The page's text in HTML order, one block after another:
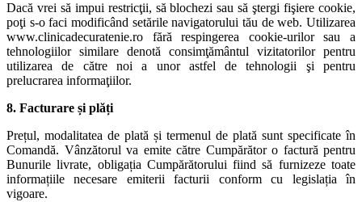
Dacă vrei să impui restricţii, să blochezi sau să ştergi fişiere cookie,
poţi s-o faci modificând setările navigatorului tău de web. Utilizarea
www.clinicadecuratenie.ro fără respingerea cookie-urilor sau a
tehnologiilor similare denotă consimţământul vizitatorilor pentru
utilizarea de către noi a unor astfel de tehnologii şi pentru
prelucrarea informaţiilor.
8. Facturare și plăți
Prețul, modalitatea de plată și termenul de plată sunt specificate în
Comandă. Vânzătorul va emite către Cumpărător o factură pentru
Bunurile livrate, obligația Cumpărătorului fiind să furnizeze toate
informațiile necesare emiterii facturii conform cu legislația în
vigoare.